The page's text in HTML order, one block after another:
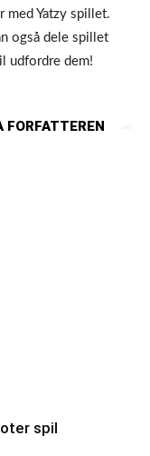
med Yatzy spillet.
også dele spillet
udfordre dem!
FORFATTEREN
spil